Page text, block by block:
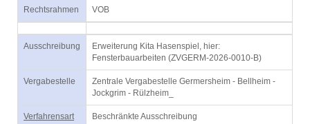
Rechtsrahmen VOB
Ausschreibung
Erweiterung Kita Hasenspiel, hier:
Fensterbauarbeiten (ZVGERM-2026-0010-B)
Vergabestelle
Zentrale Vergabestelle Germersheim - Bellheim -
Jockgrim - Rülzheim_
Verfahrensart Beschränkte Ausschreibung